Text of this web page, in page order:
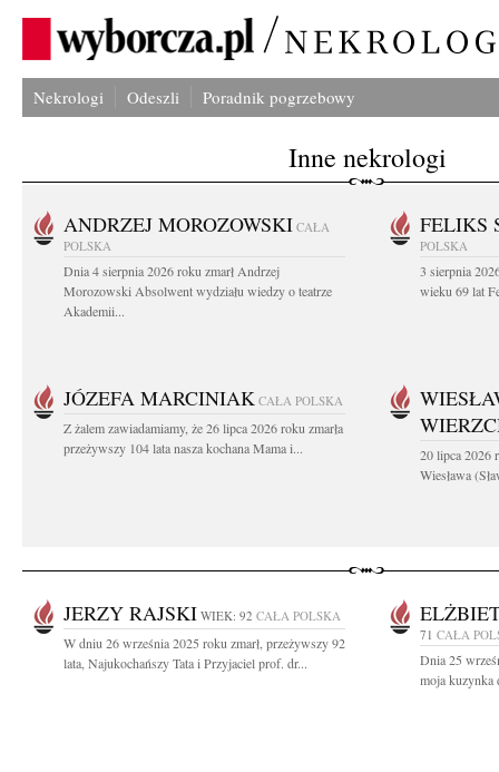
Nekrologi Odeszli Poradnik pogrzebowy
Inne nekrologi
ANDRZEJ MOROZOWSKI CAŁA
POLSKA
Dnia 4 sierpnia 2026 roku zmarł Andrzej
Morozowski Absolwent wydziału wiedzy o teatrze
Akademii...
FELIKS
POLSKA
3 sierpnia
wieku 69 lat
JÓZEFA MARCINIAK CAŁA POLSKA
Z żalem zawiadamiamy, że 26 lipca 2026 roku zmarła
przeżywszy 104 lata nasza kochana Mama i...
20 lipca 2026
Wiesława
JERZY RAJSKI WIEK: 92 CAŁA POLSKA
W dniu 26 września 2025 roku zmarł, przeżywszy 92
lata, Najukochańszy Tata i Przyjaciel prof. dr...
71 CAŁA
Dnia 25
moja kuzynka